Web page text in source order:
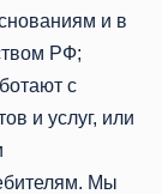
и в
РФ;
с
и услуг, или
Мы